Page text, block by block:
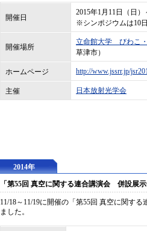
開催日
2015年1月11日（日
※シンポジウムは10
開催場所
立命館大学 びわこ
草津市）
ホームページ http://www.jssrr.jp/
主催 日本放射光学会
2014年
「第55回 真空に関する連合講演会 併設展
11/18～11/19に開催の「第55回 真空に関す
ました。